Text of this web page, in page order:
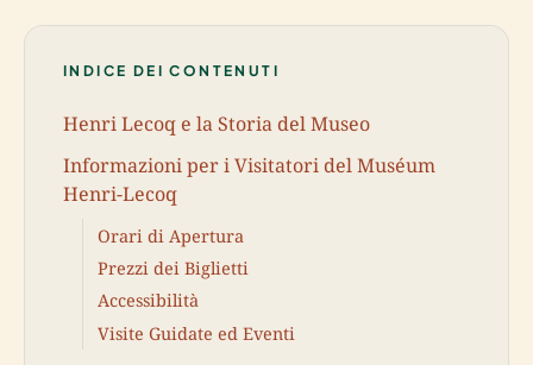
INDICE DEI CONTENUTI
Henri Lecoq e la Storia del Museo
Informazioni per i Visitatori del Muséum
Henri-Lecoq
Orari di Apertura
Prezzi dei Biglietti
Accessibilità
Visite Guidate ed Eventi